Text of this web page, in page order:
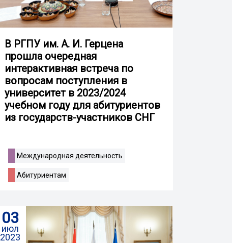
В РГПУ им. А. И. Герцена
прошла очередная
интерактивная встреча по
вопросам поступления в
университет в 2023/2024
учебном году для абитуриентов
из государств-участников СНГ
Международная деятельность
Абитуриентам
03
июл
2023